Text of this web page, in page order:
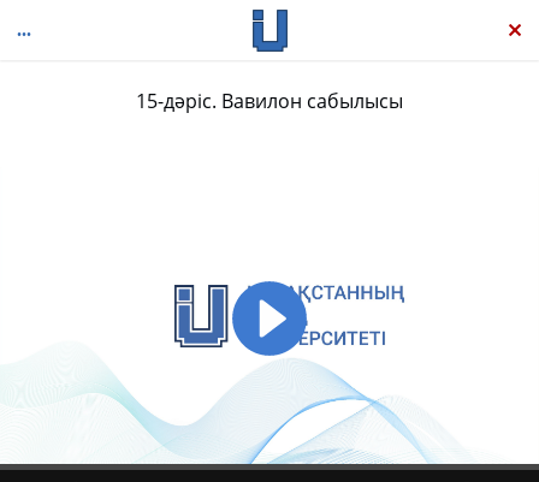
15-дәріс. Вавилон сабылысы